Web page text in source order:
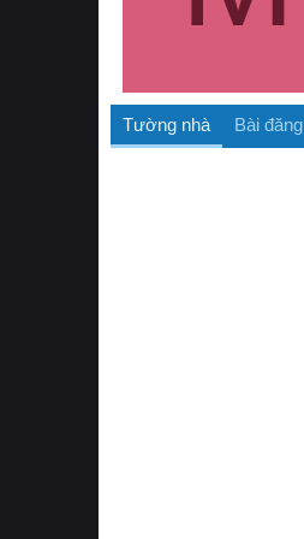
Tường nhà Bài đăng